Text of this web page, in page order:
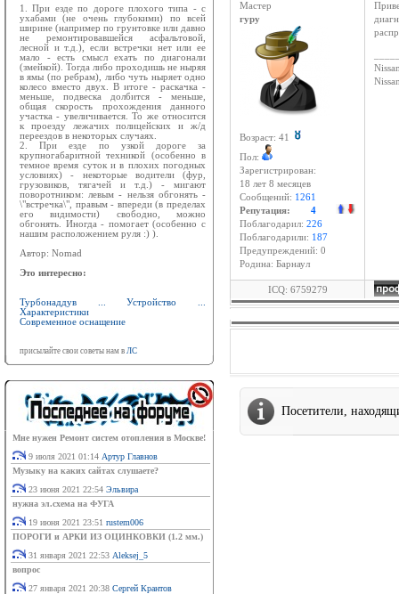
1. При езде по дороге плохого типа - с
ухабами (не очень глубокими) по всей
ширине (например по грунтовке или давно
не ремонтировавшейся асфальтовой,
лесной и т.д.), если встречки нет или ее
мало - есть смысл ехать по диагонали
(змейкой). Тогда либо проходишь не ныряя
в ямы (по ребрам), либо чуть ныряет одно
колесо вместо двух. В итоге - раскачка -
меньше, подвеска долбится - меньше,
общая скорость прохождения данного
участка - увеличивается. То же относится
к проезду лежачих полицейских и ж/д
переездов в некоторых случаях.
2. При езде по узкой дороге за
крупногабаритной техникой (особенно в
темное время суток и в плохих погодных
условиях) - некоторые водители (фур,
грузовиков, тягачей и т.д.) - мигают
поворотником: левым - нельзя обгонять -
\"встречка\", правым - впереди (в пределах
его видимости) свободно, можно
обгонять. Иногда - помогает (особенно с
нашим расположением руля :) ).
Автор: Nomad
Это интересно:
Турбонаддув ... Устройство ...
Характеристики
Современное оснащение
присылайте свои советы нам в ЛС
Мне нужен Ремонт систем отопления в Москве!
9 июля 2021 01:14 Артур Главнов
Музыку на каких сайтах слушаете?
23 июня 2021 22:54 Эльвира
нужна эл.схема на ФУГА
19 июня 2021 23:51 rustem006
ПОРОГИ и АРКИ ИЗ ОЦИНКОВКИ (1.2 мм.)
31 января 2021 22:53 Aleksej_5
вопрос
27 января 2021 20:38 Сергей Крантов
Мастер
гуру
Возраст: 41
Пол:
Зарегистрирован:
18 лет 8 месяцев
Сообщений: 1261
Репутация: 4
Поблагодарил: 226
Поблагодарили: 187
Предупреждений: 0
Родина: Барнаул
ICQ: 6759279
Посетители,